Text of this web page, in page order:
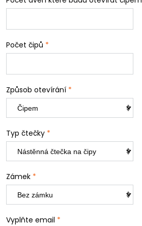
Počet čipů *
Způsob otevírání *
Typ čtečky *
Zámek *
Vyplňte email *